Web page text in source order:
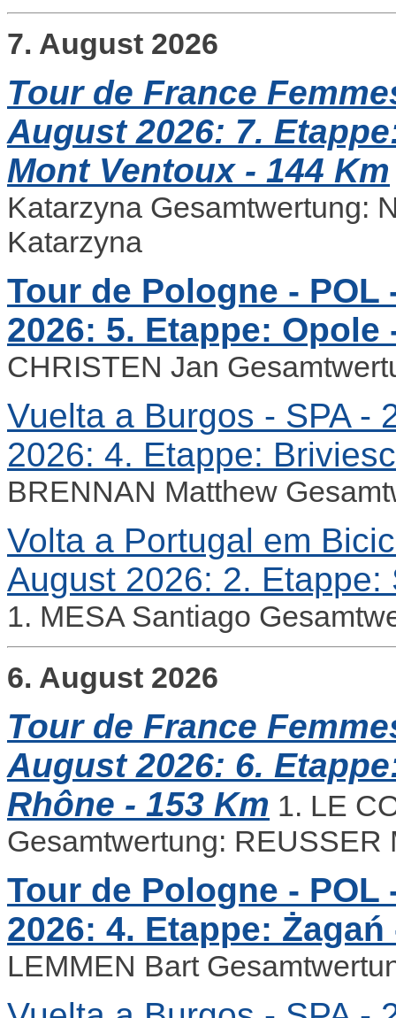
7. August 2026
Tour de France
August 2026: 7.
Mont Ventoux - 144 Km
Katarzyna Gesamtwertung:
Katarzyna
Tour de Pologne - POL
2026: 5. Etappe: Opole
CHRISTEN Jan
Vuelta a Burgos - SPA -
2026: 4. Etappe:
BRENNAN Matthew
Volta a Portugal em
August 2026: 2.
1. MESA Santiago
6. August 2026
Tour de France
August 2026: 6.
Rhône - 153 Km 1. LE
Gesamtwertung: REUSSER
Tour de Pologne - POL
2026: 4. Etappe:
LEMMEN Bart